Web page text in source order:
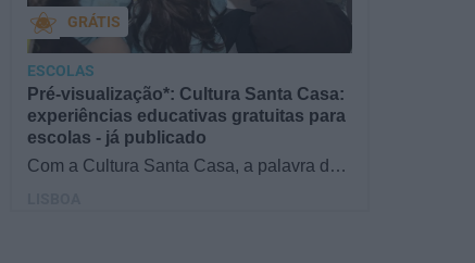
Pré-visualização*: Cultura Santa Casa:
experiências educativas gratuitas para
escolas - já publicado
Com a Cultura Santa Casa, a palavra de
GRÁTIS
ESCOLAS